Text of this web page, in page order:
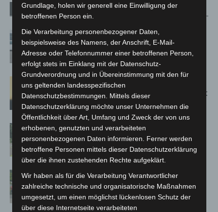
Verwandte Artikel Mehr vom Autor
Niedersachsen: Feuerwehrkräfte
kehren nach Waldbrandeinsatz aus
Spanien zurück
Hannover: Erste Tigermücken-
Population in Niedersachsen entdeckt
Brand im „Haus der Begegnung“ in
Neuwarmbüchen schnell eingedämmt
Region Hannover: 21 neue
Notfallsanitäter starten beim Roten
Kreuz
Grundlage, holen wir generell eine Einwilligung der
betroffenen Person ein.
Die Verarbeitung personenbezogener Daten,
beispielsweise des Namens, der Anschrift, E-Mail-
Adresse oder Telefonnummer einer betroffenen Person,
erfolgt stets im Einklang mit der Datenschutz-
Grundverordnung und in Übereinstimmung mit den für
uns geltenden landesspezifischen
Datenschutzbestimmungen. Mittels dieser
Datenschutzerklärung möchte unser Unternehmen die
Öffentlichkeit über Art, Umfang und Zweck der von uns
erhobenen, genutzten und verarbeiteten
personenbezogenen Daten informieren. Ferner werden
betroffene Personen mittels dieser Datenschutzerklärung
über die ihnen zustehenden Rechte aufgeklärt.
Wir haben als für die Verarbeitung Verantwortlicher
zahlreiche technische und organisatorische Maßnahmen
umgesetzt, um einen möglichst lückenlosen Schutz der
über diese Internetseite verarbeiteten